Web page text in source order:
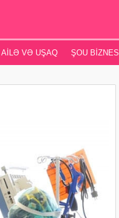
AILƏ VƏ UŞAQ ŞOU BIZNES